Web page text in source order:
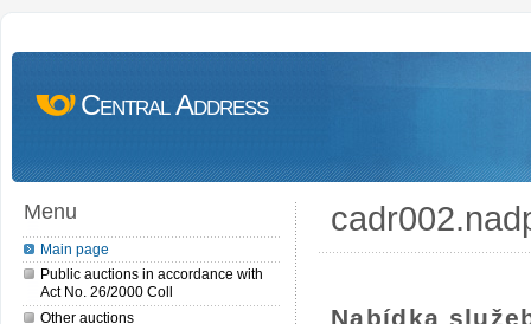
Central Address
Menu
Main page
Public auctions in accordance with
Act No. 26/2000 Coll
Other auctions
Nabídka